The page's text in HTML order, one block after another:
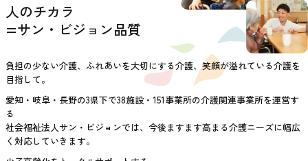
人のチカラ
=サン・ビジョン品質
負担の少ない介護、ふれあいを大切にする介護、笑顔が溢れている介護を
目指して。
愛知・岐阜・長野の3県下で38施設・151事業所の介護関連事業所を運営す
る
社会福祉法人サン・ビジョンでは、今後ますます高まる介護ニーズに幅広
く対応していきます。